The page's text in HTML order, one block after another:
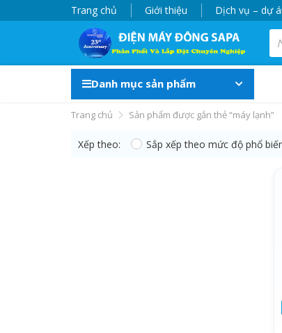
Trang chủ Giới thiệu Dịch vụ – dự
Danh mục sản phẩm
Trang chủ Sản phẩm được gắn thẻ “máy lạnh”
Xếp theo: Sắp xếp theo mức độ phổ